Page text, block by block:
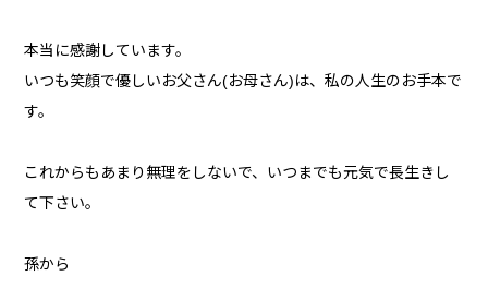
本当に感謝しています。
いつも笑顔で優しいお父さん(お母さん)は、私の人生のお手本で
す。
これからもあまり無理をしないで、いつまでも元気で長生きし
て下さい。
孫から